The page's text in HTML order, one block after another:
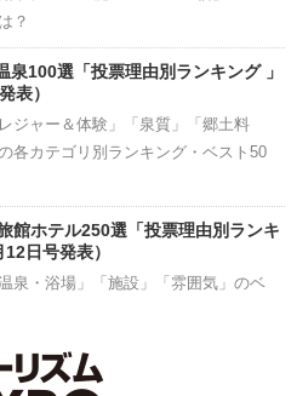
？
泉100選「投票理由別ランキング 」
表）
ジャー＆体験」「泉質」「郷土料
各カテゴリ別ランキング・ベスト50
館ホテル250選「投票理由別ランキ
日号発表）
泉・浴場」「施設」「雰囲気」のベ